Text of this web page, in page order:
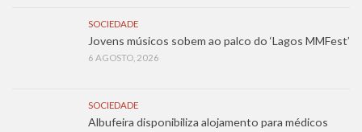
SOCIEDADE
Jovens músicos sobem ao palco do ‘Lagos MMFest’
6 AGOSTO, 2026
SOCIEDADE
Albufeira disponibiliza alojamento para médicos